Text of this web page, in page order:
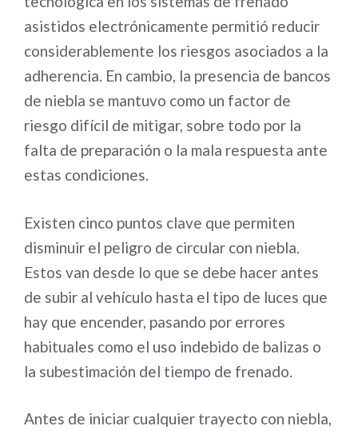
asistidos electrónicamente permitió reducir
considerablemente los riesgos asociados a la
adherencia. En cambio, la presencia de bancos
de niebla se mantuvo como un factor de
riesgo difícil de mitigar, sobre todo por la
falta de preparación o la mala respuesta ante
estas condiciones.
Existen cinco puntos clave que permiten
disminuir el peligro de circular con niebla.
Estos van desde lo que se debe hacer antes
de subir al vehículo hasta el tipo de luces que
hay que encender, pasando por errores
habituales como el uso indebido de balizas o
la subestimación del tiempo de frenado.
Antes de iniciar cualquier trayecto con niebla,